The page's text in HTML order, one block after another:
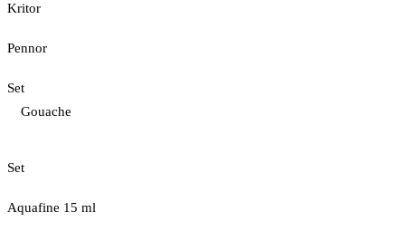
Kritor
Pennor
Set
Gouache
Set
Aquafine 15 ml